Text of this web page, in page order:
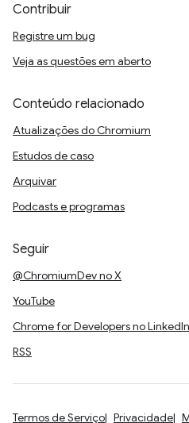
Contribuir
Registre um bug
Veja as questões em aberto
Conteúdo relacionado
Atualizações do Chromium
Estudos de caso
Arquivar
Podcasts e programas
Seguir
@ChromiumDev no X
YouTube
Chrome for Developers no LinkedIn
RSS
Termos de Serviço Privacidade